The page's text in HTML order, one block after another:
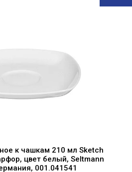
к чашкам 210 мл Sketch
цвет белый, Seltmann
001.041541